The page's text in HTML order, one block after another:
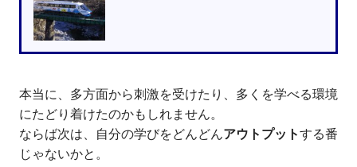
本当に、多方面から刺激を受けたり、多くを学べる環境
にたどり着けたのかもしれません。
ならば次は、自分の学びをどんどんアウトプットする番
じゃないかと。